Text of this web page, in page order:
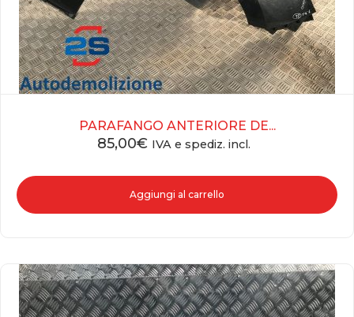
PARAFANGO ANTERIORE DE...
85,00€ IVA e spediz. incl.
Aggiungi al carrello